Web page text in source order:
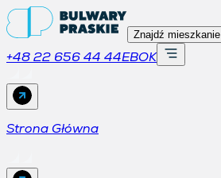
Znajdź mieszkanie
+48 22 656 44 44EBOK
Strona Główna